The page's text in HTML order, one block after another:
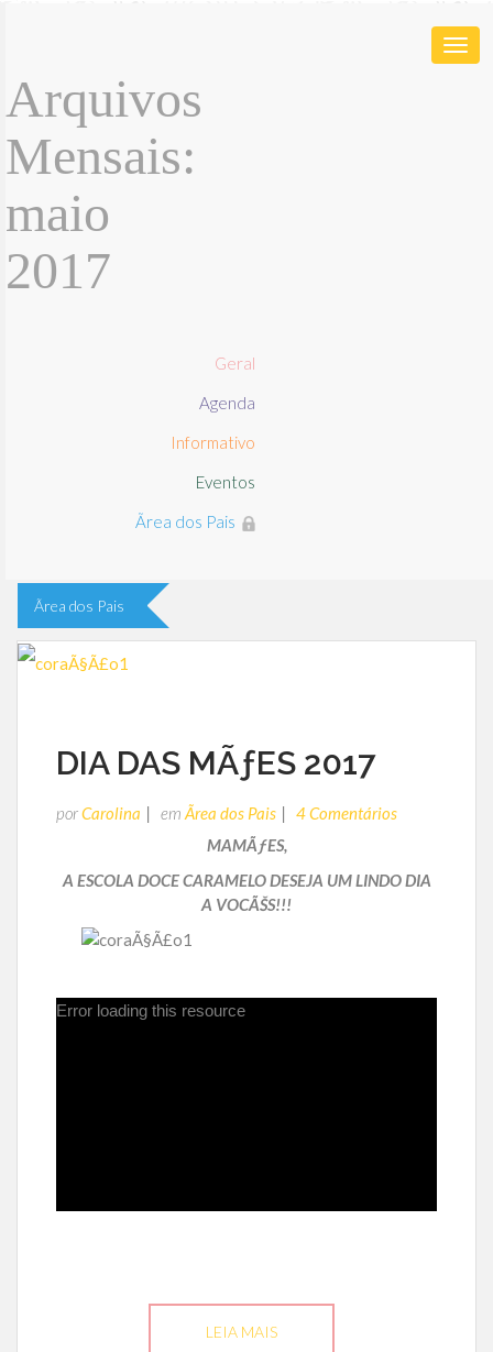
Arquivos
Mensais:
maio
2017
Geral
Agenda
Informativo
Eventos
Ãrea dos Pais
Ãrea dos Pais
DIA DAS MÃƒES 2017
porCarolina em Ãrea dos Pais
4 Comentários
MAMÃƒES,
A ESCOLA DOCE CARAMELO DESEJA UM LINDO DIA
A VOCÃŠS!!!
Error loading this resource
LEIA MAIS